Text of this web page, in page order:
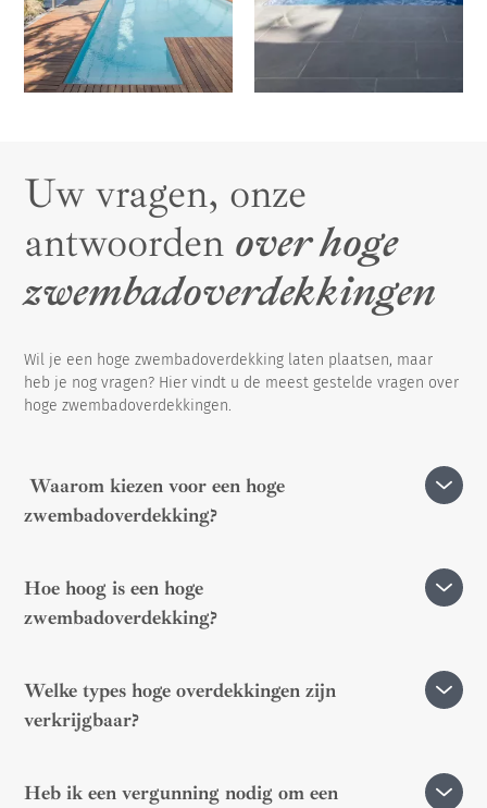
Uw vragen, onze
antwoorden over hoge
zwembadoverdekkingen
Wil je een hoge zwembadoverdekking laten plaatsen, maar
heb je nog vragen? Hier vindt u de meest gestelde vragen over
hoge zwembadoverdekkingen.
Waarom kiezen voor een hoge
zwembadoverdekking?
Ze verandert je zwembad in een echte leefruimte die het
hele jaar door kan worden gebruikt en die bescherming
biedt tegen de elementen en vervuiling. Ze is
Hoe hoog is een hoge
zwembadoverdekking?
De hoogte varieert van model tot model, meestal tussen
1,80 m en 3 m.
Welke types hoge overdekkingen zijn
verkrijgbaar?
Er zijn vaste, verschuifbare en telescopische modellen
om aan alle behoeften van de gebruikers te voldoen.
Heb ik een vergunning nodig om een